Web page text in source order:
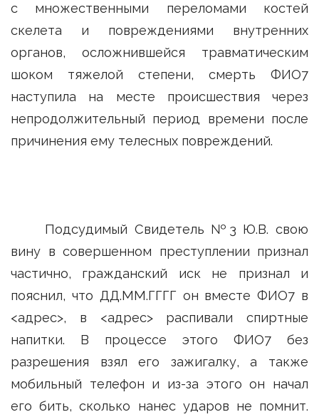
с множественными переломами костей
скелета и повреждениями внутренних
органов, осложнившейся травматическим
шоком тяжелой степени, смерть ФИО7
наступила на месте происшествия через
непродолжительный период времени после
причинения ему телесных повреждений.
Подсудимый Свидетель №3 Ю.В. свою
вину в совершенном преступлении признал
частично, гражданский иск не признал и
пояснил, что ДД.ММ.ГГГГ он вместе ФИО7 в
<адрес>, в <адрес> распивали спиртные
напитки. В процессе этого ФИО7 без
разрешения взял его зажигалку, а также
мобильный телефон и из-за этого он начал
его бить, сколько нанес ударов не помнит.